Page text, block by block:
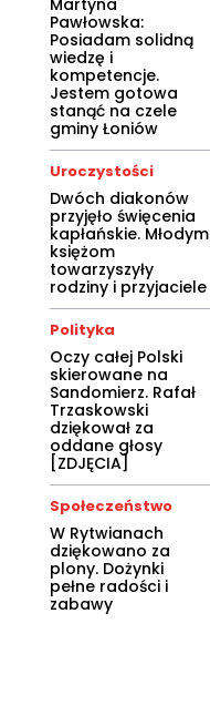
Pawłowska:
Posiadam solidną
wiedzę i
kompetencje.
Jestem gotowa
stanąć na czele
gminy Łoniów
Uroczystości
Dwóch diakonów
przyjęło święcenia
kapłańskie. Młodym
księżom
towarzyszyły
rodziny i przyjaciele
Polityka
Oczy całej Polski
skierowane na
Sandomierz. Rafał
Trzaskowski
dziękował za
oddane głosy
[ZDJĘCIA]
Społeczeństwo
W Rytwianach
dziękowano za
plony. Dożynki
pełne radości i
zabawy